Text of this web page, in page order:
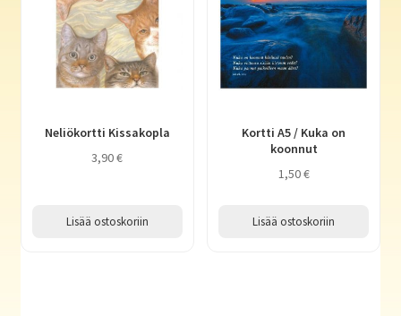
Neliökortti Kissakopla
3,90€
Lisää ostoskoriin
Kortti A5 / Kuka on
koonnut
1,50€
Lisää ostoskoriin